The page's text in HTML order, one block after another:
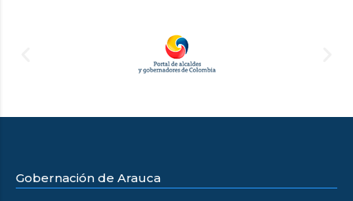
Gobernación de Arauca